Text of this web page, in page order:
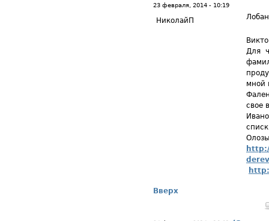
23 февраля, 2014 - 10:19
НиколайП
Для
мной
свое
Вверх